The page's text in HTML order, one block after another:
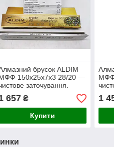
брусок ALDIM
150х25х7х3 28/20 —
заточування.
657₴
Купити
МФФ
1